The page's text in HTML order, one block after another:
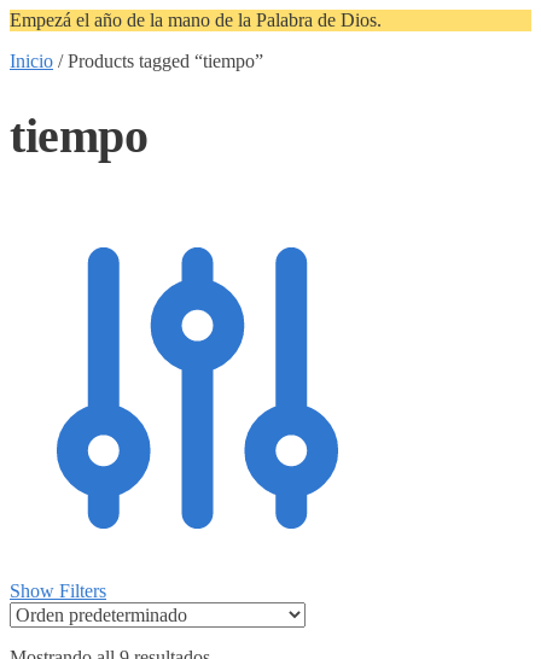
Empezá el año de la mano de la Palabra de Dios.
Inicio /Products tagged “tiempo”
tiempo
Show Filters